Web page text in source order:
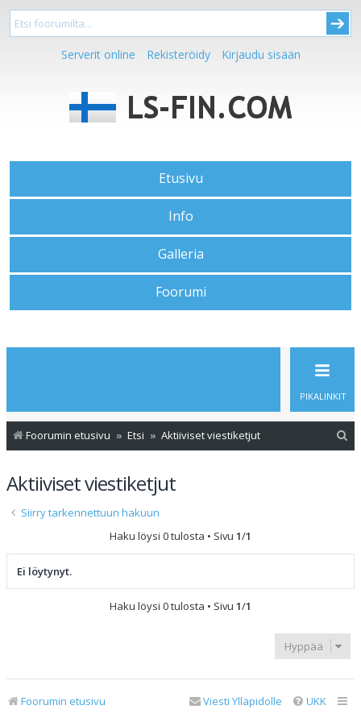
Serverit online Rekisteröidy Kirjaudu sisään
Etusivu
Info
Galleria
Foorumi
PIKALINKIT
Foorumin etusivu Etsi Aktiiviset viestiketjut
Aktiiviset viestiketjut
Siirry tarkennettuun hakuun
Haku löysi 0 tulosta • Sivu 1/1
Ei löytynyt.
Haku löysi 0 tulosta • Sivu 1/1
Hyppää
Foorumin etusivu UKK
Viesti Ylläpidolle